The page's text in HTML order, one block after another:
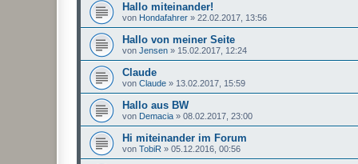
Hallo miteinander!
von Hondafahrer » 22.02.2017, 13:56
Hallo von meiner Seite
von Jensen » 15.02.2017, 12:24
Claude
von Claude » 13.02.2017, 15:59
Hallo aus BW
von Demacia » 08.02.2017, 23:00
Hi miteinander im Forum
von TobiR » 05.12.2016, 00:56